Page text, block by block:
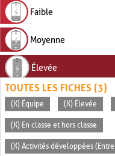
Faible
Moyenne
Élevée
TOUTES LES FICHES (3)
(X) Équipe (X) Élevée
(X) En classe et hors classe
(X) Activités développées